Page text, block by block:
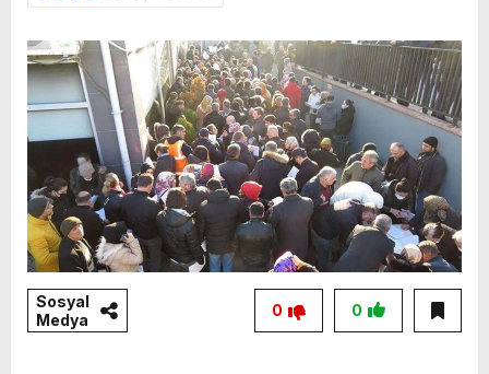
Sosyal
Medya
0
0